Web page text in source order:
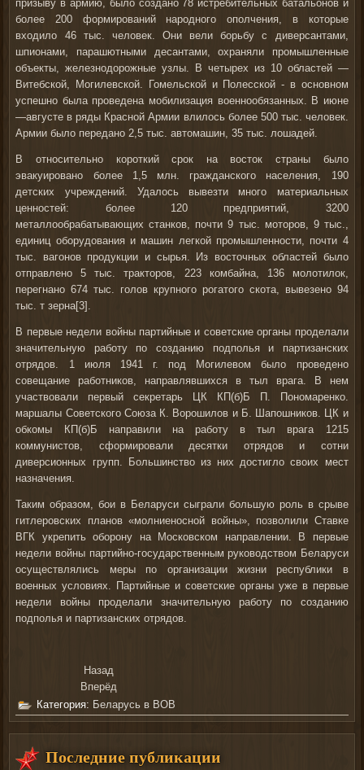
призыву в армию, было создано 78 истребительных батальонов и
более 200 формирований народного ополчения, в которые
входило 46 тыс. человек. Они вели борьбу с диверсантами,
шпионами, парашютными десантами, охраняли промышленные
объекты, железнодорожные узлы. В четырех из 10 областей —
Витебской, Могилевской. Гомельской и Полесской - в основном
успешно была проведена мобилизация военнообязанных. В июне
—августе в ряды Красной Армии влилось более 500 тыс. человек.
Армии было передано 2,5 тыс. автомашин, 35 тыс. лошадей.
В относительно короткий срок на восток страны было
эвакуировано более 1,5 млн. гражданского населения, 190
детских учреждений. Удалось вывезти много материальных
ценностей: более 120 предприятий, 3200
металлообрабатывающих станков, почти 9 тыс. моторов, 9 тыс.,
единиц оборудования и машин легкой промышленности, почти 4
тыс. вагонов продукции и сырья. Из восточных областей было
отправлено 5 тыс. тракторов, 223 комбайна, 136 молотилок,
перегнано 674 тыс. голов крупного рогатого скота, вывезено 94
тыс. т зерна[3].
В первые недели войны партийные и советские органы проделали
значительную работу по созданию подполья и партизанских
отрядов. 1 июля 1941 г. под Могилевом было проведено
совещание работников, направлявшихся в тыл врага. В нем
участвовали первый секретарь ЦК КП(б)Б П. Пономаренко.
маршалы Советского Союза К. Ворошилов и Б. Шапошников. ЦК и
обкомы КП(б)Б направили на работу в тыл врага 1215
коммунистов, сформировали десятки отрядов и сотни
диверсионных групп. Большинство из них достигло своих мест
назначения.
Таким образом, бои в Беларуси сыграли большую роль в срыве
гитлеровских планов «молниеносной войны», позволили Ставке
ВГК укрепить оборону на Московском направлении. В первые
недели войны партийно-государственным руководством Беларуси
осуществлялись меры по организации жизни республики в
военных условиях. Партийные и советские органы уже в первые
недели войны проделали значительную работу по созданию
подполья и партизанских отрядов.
Назад
Вперёд
Категория: Беларусь в ВОВ
Последние публикации